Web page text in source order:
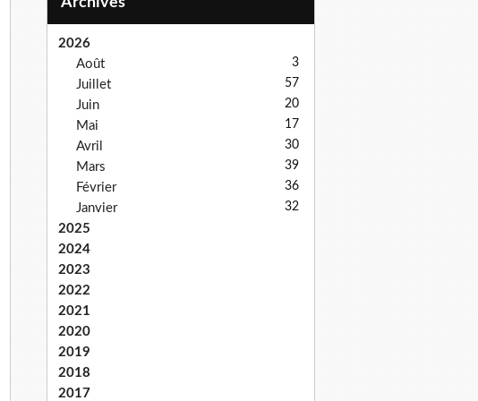
2026
Août
3
Juillet 57
Juin 20
Mai 17
Avril 30
Mars 39
Février 36
Janvier 32
2025
2024
2023
2022
2021
2020
2019
2018
2017